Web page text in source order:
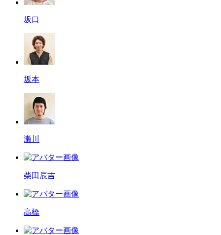
坂口
坂本
瀬川
柴田辰吉
高橋